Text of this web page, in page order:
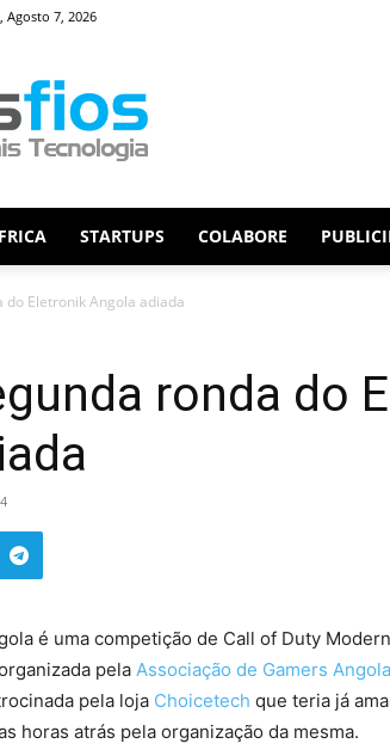
Agosto 7, 2026
STARTUPS COLABORE
do Eletronik Angola adiada
ronda do
é uma competição de Call of Duty
pela Associação de Gamers
pela loja Choicetech que teria já
horas atrás pela organização da mesma.